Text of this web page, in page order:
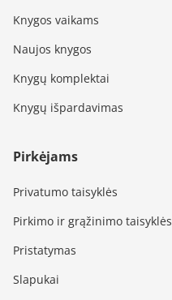
Knygos vaikams
Naujos knygos
Knygų komplektai
Knygų išpardavimas
Pirkėjams
Privatumo taisyklės
Pirkimo ir grąžinimo taisyklės
Pristatymas
Slapukai